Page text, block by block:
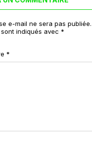
e-mail ne sera pas publiée.
indiqués avec *
*